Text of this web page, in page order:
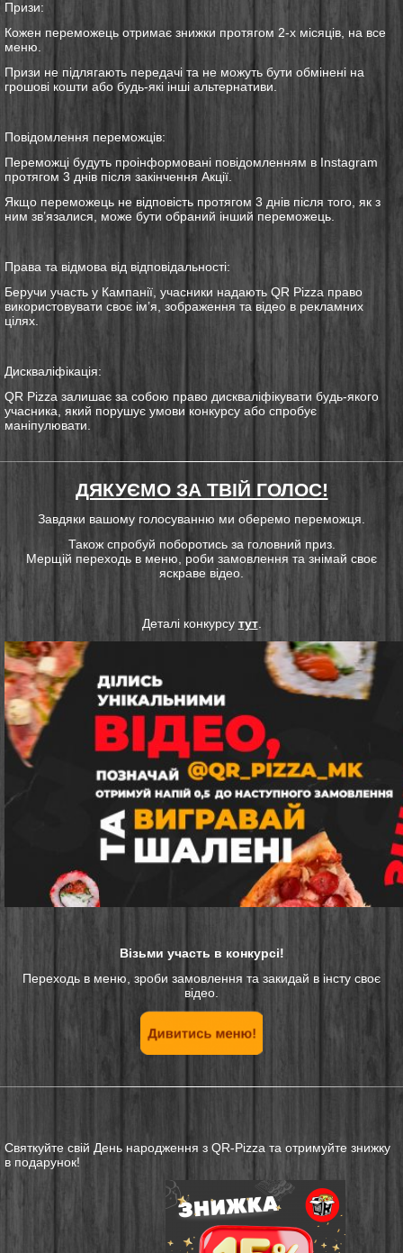
Призи:
Кожен переможець отримає знижки протягом 2-х місяців, на все
меню
Призи не підлягають передачі та не можуть бути обмінені на
грошові кошти або будь-які інші альтернативи.
Повідомлення переможців:
Переможці будуть проінформовані повідомленням в Instagram
протягом 3 днів після закінчення Акції.
Якщо переможець не відповість протягом 3 днів після того, як з
ним зв’язалися, може бути обраний інший переможець.
Права та відмова від відповідальності:
Беручи участь у Кампанії, учасники надають QR Pizza право
використовувати своє ім’я, зображення та відео в рекламних
цілях.
Дискваліфікація:
QR Pizza залишає за собою право дискваліфікувати будь-якого
учасника, який порушує умови конкурсу або спробує
маніпулювати.
ДЯКУЄМО ЗА ТВІЙ ГОЛОС!
Завдяки вашому голосуванню ми оберемо переможця.
Також спробуй поборотись за головний приз.
Мерщій переходь в меню, роби замовлення та знімай своє
яскраве відео.
Деталі конкурсу тут.
Візьми участь в конкурсі!
Переходь в меню, зроби замовлення та закидай в інсту своє
відео.
Святкуйте свій День народження з QR-Pizza та отримуйте знижку
в подарунок!